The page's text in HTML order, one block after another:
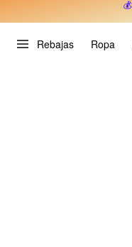
Rebajas Ropa